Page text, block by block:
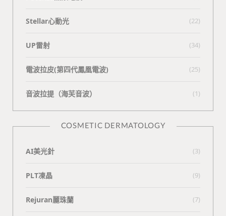
Stellar心動光 (22)
UP雷射 (34)
電波拉皮(第四代鳳凰電波) (25)
⾳波拉提（海芙⾳波） (1)
COSMETIC DERMATOLOGY
AI美光針 (3)
PLT凍晶 (9)
Rejuran麗珠蘭 (7)